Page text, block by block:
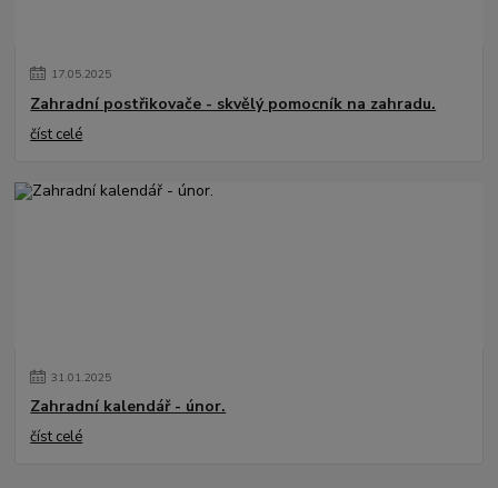
17.05.2025
Zahradní postřikovače - skvělý pomocník na zahradu.
číst celé
31.01.2025
Zahradní kalendář - únor.
číst celé